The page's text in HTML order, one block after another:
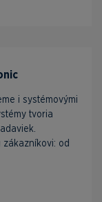
i systémovými
tvoria
od